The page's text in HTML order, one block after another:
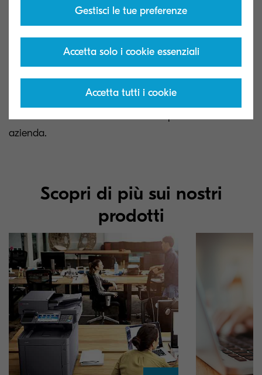
Enterprise Content
Management
Soluzioni ECM per automatizzare i flussi documentali,
azienda.
Scopri di più sui nostri
prodotti
Gestisci le tue preferenze
Accetta solo i cookie essenziali
Accetta tutti i cookie